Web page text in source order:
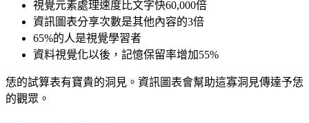
視覺元素處理速度比文字快60,000倍
資訊圖表分享次數是其他內容的3倍
65%的人是視覺學習者
資料視覺化以後，記憶保留率增加55%
恁的試算表有寶貴的洞見。資訊圖表會幫助這寡洞見傳達予恁
的觀眾。